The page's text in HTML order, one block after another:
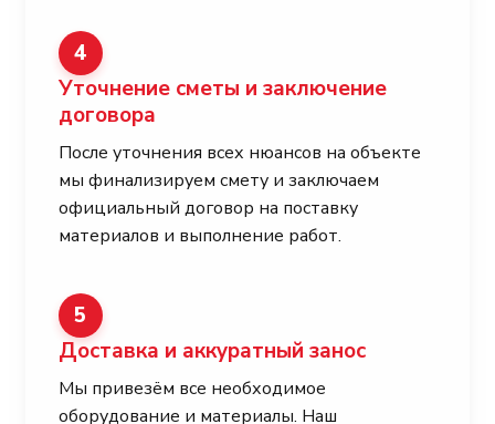
4
Уточнение сметы и заключение
договора
После уточнения всех нюансов на объекте
мы финализируем смету и заключаем
официальный договор на поставку
материалов и выполнение работ.
5
Доставка и аккуратный занос
Мы привезём все необходимое
оборудование и материалы. Наш